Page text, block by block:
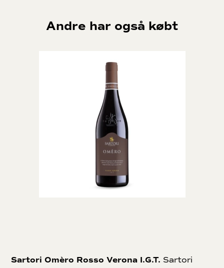
Andre har også købt
Sartori Omèro Rosso Verona I.G.T. Sartori